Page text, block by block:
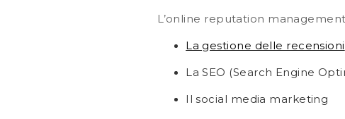
L’online reputation
La gestione delle recensioni
La SEO (Search Engine
Il social media marketing